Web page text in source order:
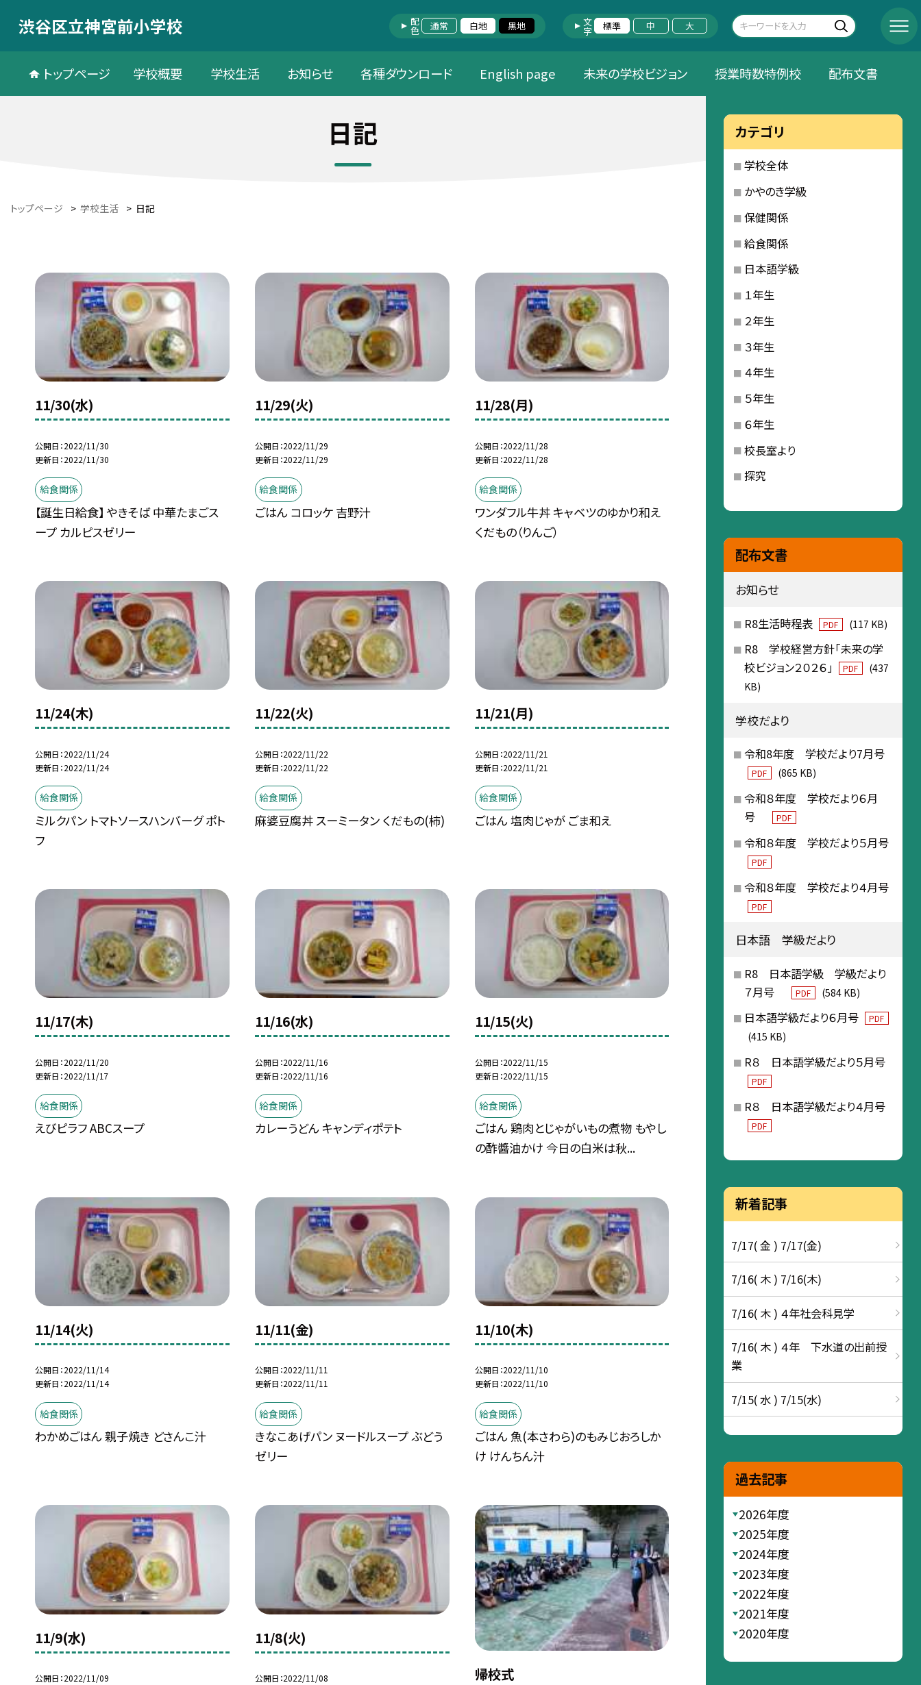
渋谷区立神宮前小学校 配色 通常 白地 黒地 文字 標準 中 大
トップページ 学校概要 学校生活 お知らせ 各種ダウンロード English page 未来の学校ビジョン 授業時数特例校 配布文書
日記
トップページ > 学校生活 > 日記
11/30(水)
公開日 2022/11/30
更新日 2022/11/30
給食関係
【誕生日給食】 やきそば 中華たまごス
ープ カルピスゼリー
11/29(火)
公開日 2022/11/29
更新日 2022/11/29
給食関係
ごはん コロッケ 吉野汁
11/28(月)
公開日 2022/11/28
更新日 2022/11/28
給食関係
ワンダフル牛丼 キャベツのゆかり和え
くだもの（りんご）
11/24(木)
公開日 2022/11/24
更新日 2022/11/24
給食関係
ミルクパン トマトソースハンバーグ ポト
フ
11/22(火)
公開日 2022/11/22
更新日 2022/11/22
給食関係
麻婆豆腐丼 スーミータン くだもの(柿)
11/21(月)
公開日 2022/11/21
更新日 2022/11/21
給食関係
ごはん 塩肉じゃが ごま和え
11/17(木)
公開日 2022/11/20
更新日 2022/11/17
給食関係
えびピラフ ABCスープ
11/16(水)
公開日 2022/11/16
更新日 2022/11/16
給食関係
カレーうどん キャンディポテト
11/15(火)
公開日 2022/11/15
更新日 2022/11/15
給食関係
ごはん 鶏肉とじゃがいもの煮物 もやし
の酢醬油かけ 今日の白米は秋...
11/14(火)
公開日 2022/11/14
更新日 2022/11/14
給食関係
わかめごはん 親子焼き どさんこ汁
11/11(金)
公開日 2022/11/11
更新日 2022/11/11
給食関係
きなこあげパン ヌードルスープ ぶどう
ゼリー
11/10(木)
公開日 2022/11/10
更新日 2022/11/10
給食関係
ごはん 魚(本さわら)のもみじおろしか
け けんちん汁
11/9(水)
公開日 2022/11/09
11/8(火)
公開日 2022/11/08
帰校式
カテゴリ
学校全体
かやのき学級
保健関係
給食関係
日本語学級
１年生
２年生
３年生
４年生
５年生
６年生
校長室より
探究
配布文書
お知らせ
R8生活時程表 PDF (117 KB)
R8 学校経営方針「未来の学
校ビジョン２０２６」
PDF
(437
KB)
学校だより
令和8年度 学校だより7月号
PDF (865 KB)
令和８年度 学校だより６月
号
PDF
令和８年度 学校だより５月号
PDF
令和８年度 学校だより４月号
PDF
日本語 学級だより
R8 日本語学級 学級だより
７月号
PDF (584 KB)
日本語学級だより６月号 PDF
(415 KB)
R８ 日本語学級だより５月号
PDF
R８ 日本語学級だより４月号
PDF
新着記事
7/17( 金 ) 7/17(金)
7/16( 木 ) 7/16(木)
7/16( 木 ) ４年社会科見学
7/16( 木 ) ４年 下水道の出前授
業
7/15( 水 ) 7/15(水)
過去記事
2026年度
2025年度
2024年度
2023年度
2022年度
2021年度
2020年度